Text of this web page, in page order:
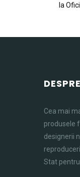
la
Cea mai
produsele
designerii
Stat pentru